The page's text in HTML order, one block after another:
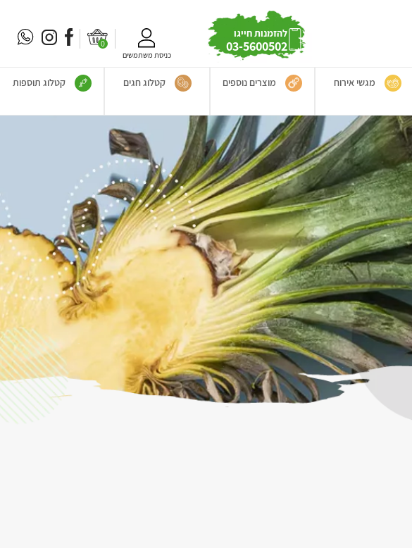
להזמנות חייגו
03-5600502
כניסת משתמשים
0
מגשי אירוח מוצרים נוספים קטלוג חגים קטלוג תוספות